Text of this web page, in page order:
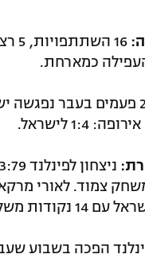
כמארחת.
לישראל.
משלו.
הפכה בשבוע